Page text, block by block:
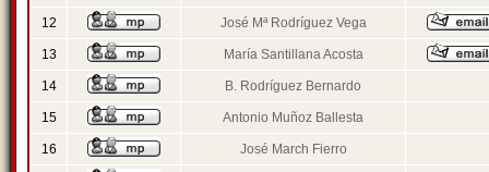
12 José Mª Rodríguez Vega
13 María Santillana Acosta
14 B. Rodríguez Bernardo
15 Antonio Muñoz Ballesta
16 José March Fierro